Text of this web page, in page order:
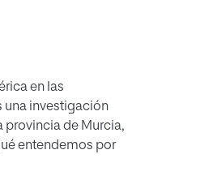
en las
una investigación
provincia de Murcia,
entendemos por